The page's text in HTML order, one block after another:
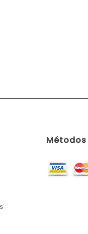
Métodos